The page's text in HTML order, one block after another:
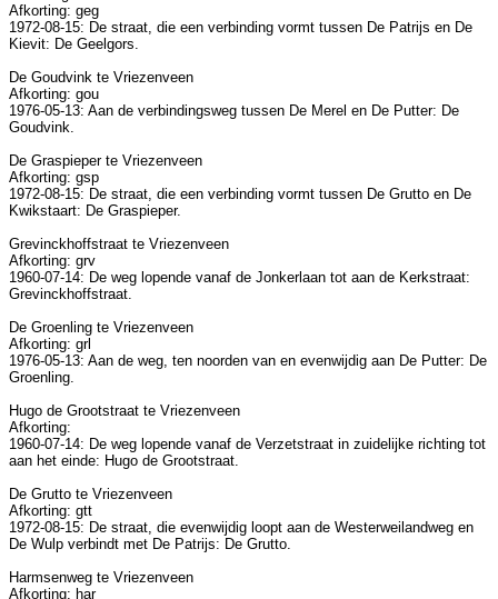
Afkorting: geg
1972-08-15: De straat, die een verbinding vormt tussen De Patrijs en De
Kievit: De Geelgors.
De Goudvink te Vriezenveen
Afkorting: gou
1976-05-13: Aan de verbindingsweg tussen De Merel en De Putter: De
Goudvink.
De Graspieper te Vriezenveen
Afkorting: gsp
1972-08-15: De straat, die een verbinding vormt tussen De Grutto en De
Kwikstaart: De Graspieper.
Grevinckhoffstraat te Vriezenveen
Afkorting: grv
1960-07-14: De weg lopende vanaf de Jonkerlaan tot aan de Kerkstraat:
Grevinckhoffstraat.
De Groenling te Vriezenveen
Afkorting: grl
1976-05-13: Aan de weg, ten noorden van en evenwijdig aan De Putter: De
Groenling.
Hugo de Grootstraat te Vriezenveen
Afkorting:
1960-07-14: De weg lopende vanaf de Verzetstraat in zuidelijke richting tot
aan het einde: Hugo de Grootstraat.
De Grutto te Vriezenveen
Afkorting: gtt
1972-08-15: De straat, die evenwijdig loopt aan de Westerweilandweg en
De Wulp verbindt met De Patrijs: De Grutto.
Harmsenweg te Vriezenveen
Afkorting: har